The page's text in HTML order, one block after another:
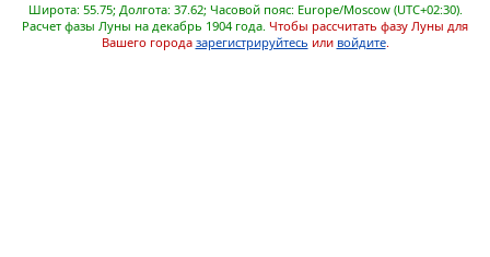
Широта: 55.75; Долгота: 37.62; Часовой пояс: Europe/Moscow (UTC+02:30).
Расчет фазы Луны на декабрь 1904 года. Чтобы рассчитать фазу Луны для
Вашего города зарегистрируйтесь или войдите.